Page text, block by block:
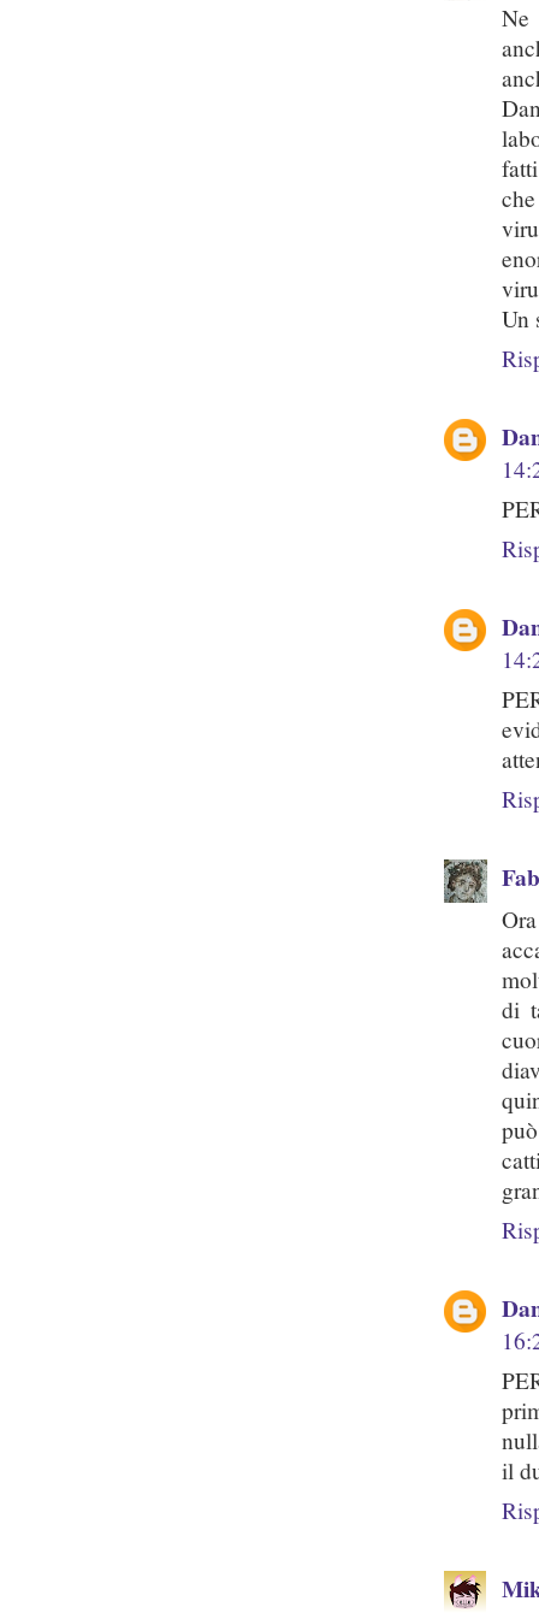
Ne
Un
di
il